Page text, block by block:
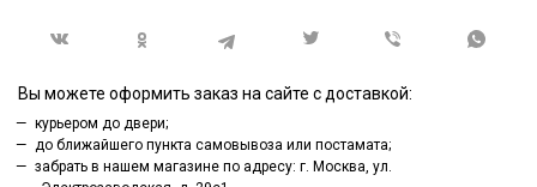
Вы можете оформить заказ на сайте с доставкой:
курьером до двери;
до ближайшего пункта самовывоза или постамата;
забрать в нашем магазине по адресу: г. Москва, ул.